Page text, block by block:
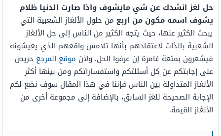
حل لغز انشدك عن شي مايشوف واذا صارت الدنيا ظلام
يشوف اسمه مكون من اربع من حلول الألغاز الشعبية التي
يبحث الكثير عنها، حيث يتجه الكثير من الناس إلى حل الألغاز
الشعبية بالذات لاعتقادهم بأنها تلامس واقعهم الذي يعيشونه
فيشعرون بمتعة غامرة إن عرفوا الحل. ولأن موقع المرجع حريص
على إجابتكم عن كل أسئلتكم واستفساراتكم ومن بينها أكثر
الألغاز المتداولة بين الناس فإننا في هذا المقال سوف نضع لكم
الإجابة الصحيحة للغز السابق، بالإضافة إلى مجموعة أخرى من
الألغاز القيمة.